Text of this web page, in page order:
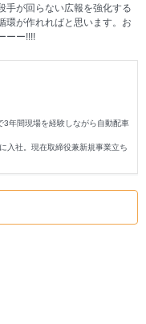
手が回らない広報を強化する
環が作れればと思います。お
ーー!!!!
3年間現場を経験しながら自動配車
入社。現在取締役兼新規事業立ち